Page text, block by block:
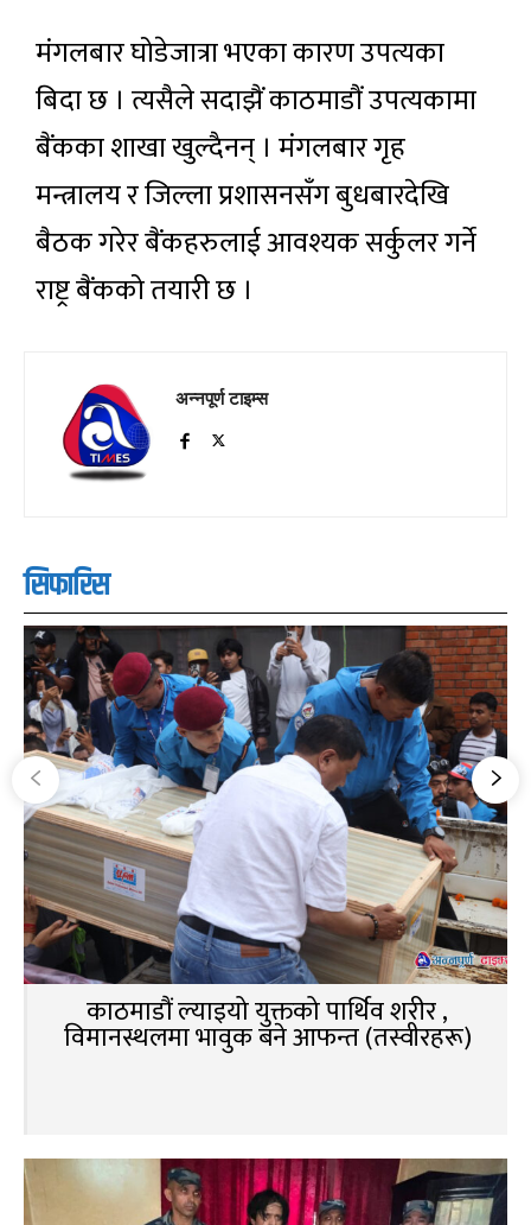
मंगलबार घोडेजात्रा भएका कारण उपत्यका
बिदा छ । त्यसैले सदाझैं काठमाडौं उपत्यकामा
बैंकका शाखा खुल्दैनन् । मंगलबार गृह
मन्त्रालय र जिल्ला प्रशासनसँग बुधबारदेखि
बैठक गरेर बैंकहरुलाई आवश्यक सर्कुलर गर्ने
राष्ट्र बैंकको तयारी छ ।
अन्नपूर्ण टाइम्स
सिफारिस
काठमाडौं ल्याइयो युक्तको पार्थिव शरीर ,
विमानस्थलमा भावुक बने आफन्त (तस्वीरहरू)